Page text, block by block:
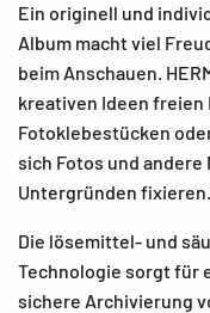
Ein originell und
Album macht viel
beim Anschauen.
kreativen Ideen freien
Fotoklebestücken
sich Fotos und
Untergründen fixieren.
Die lösemittel- und
Technologie sorgt für
sichere Archivierung